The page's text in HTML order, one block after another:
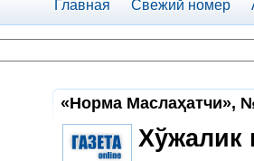
Главная Свежий номер
«Норма Маслаҳатчи»,
Хўжалик